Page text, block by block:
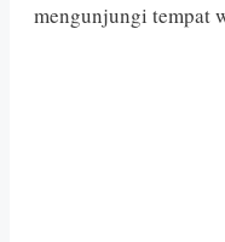
mengunjungi tempat